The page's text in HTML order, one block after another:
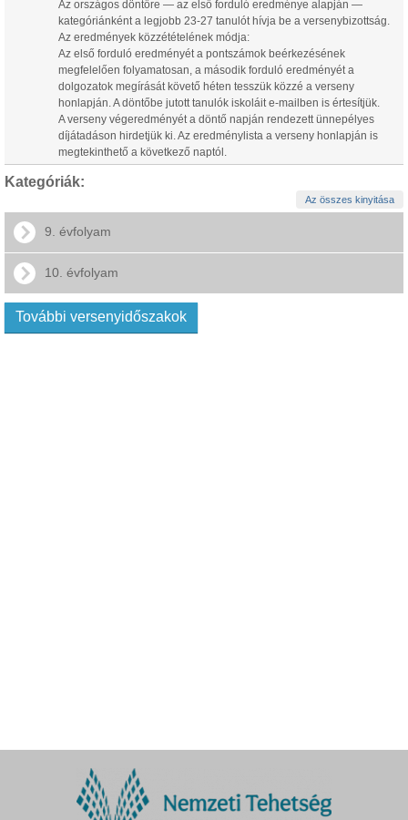
Az országos döntőre — az első forduló eredménye alapján —
kategóriánként a legjobb 23-27 tanulót hívja be a versenybizottság.
Az eredmények közzétételének módja:
Az első forduló eredményét a pontszámok beérkezésének
megfelelően folyamatosan, a második forduló eredményét a
dolgozatok megírását követő héten tesszük közzé a verseny
honlapján. A döntőbe jutott tanulók iskoláit e-mailben is értesítjük.
A verseny végeredményét a döntő napján rendezett ünnepélyes
díjátadáson hirdetjük ki. Az eredménylista a verseny honlapján is
megtekinthető a következő naptól.
Kategóriák:
Az összes kinyitása
9. évfolyam
10. évfolyam
További versenyidőszakok